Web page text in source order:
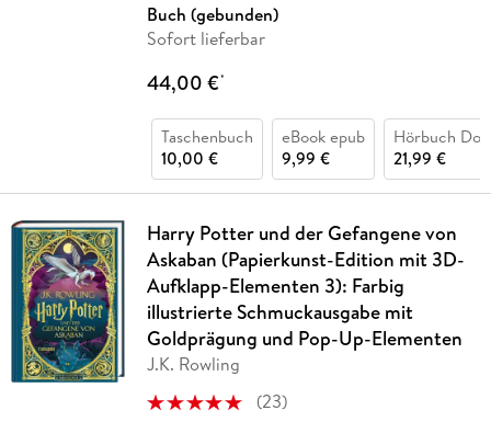
Buch (gebunden)
Sofort lieferbar
44,00 €*
Taschenbuch
10,00 €
eBook epub
9,99 €
Hörbuch
21,99 €
Harry Potter und der Gefangene von
Askaban (Papierkunst-Edition mit 3D-
Aufklapp-Elementen 3): Farbig
illustrierte Schmuckausgabe mit
Goldprägung und Pop-Up-Elementen
J.K. Rowling
(23)